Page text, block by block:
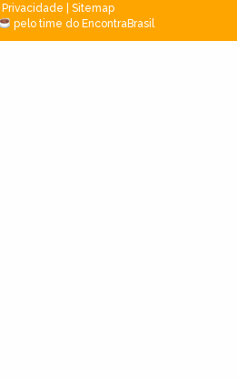
Privacidade
Sitemap
pelo time do EncontraBrasil